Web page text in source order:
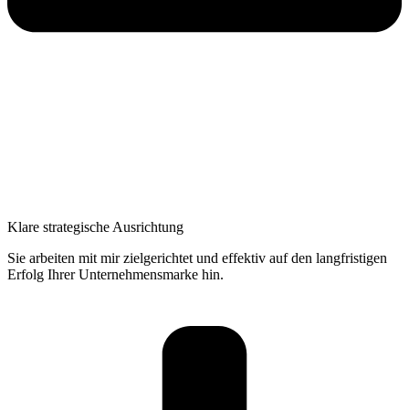
Klare strategische Ausrichtung
Sie arbeiten mit mir zielgerichtet und effektiv auf den langfristigen
Erfolg Ihrer Unternehmensmarke hin.